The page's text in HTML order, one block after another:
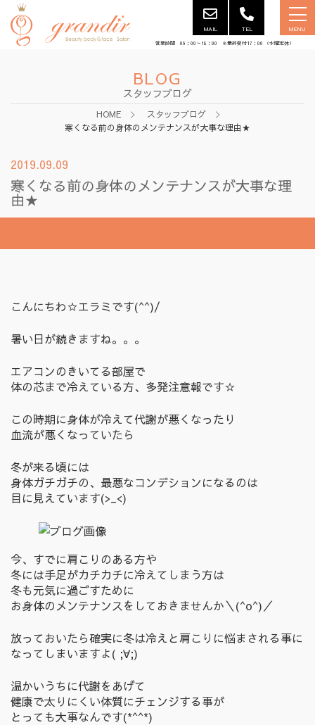
MAIL TEL MENU
営業時間 09：00～18：00 ※最終受付17：00 （水曜定休）
BLOG
スタッフブログ
HOME
スタッフブログ
寒くなる前の身体のメンテナンスが大事な理由★
2019.09.09
寒くなる前の身体のメンテナンスが大事な理
由★
こんにちわ☆エラミです(^^)/
暑い日が続きますね。。。
エアコンのきいてる部屋で
体の芯まで冷えている方、多発注意報です☆
この時期に身体が冷えて代謝が悪くなったり
血流が悪くなっていたら
冬が来る頃には
身体ガチガチの、最悪なコンデションになるのは
目に見えています(>_<)
今、すでに肩こりのある方や
冬には手足がカチカチに冷えてしまう方は
冬も元気に過ごすために
お身体のメンテナンスをしておきませんか＼(^o^)／
放っておいたら確実に冬は冷えと肩こりに悩まされる事に
なってしまいますよ( ;∀;)
温かいうちに代謝をあげて
健康で太りにくい体質にチェンジする事が
とっても大事なんです(*^^*)